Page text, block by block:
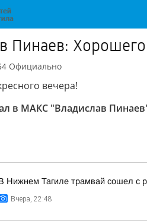
Пинаев:
Официально
вечера!
в МАКС "Владислав
Нижнем Тагиле трамвай сошел с
Вчера, 22:48